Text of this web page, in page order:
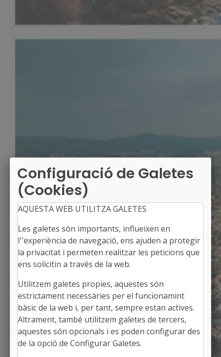
SANT ANIOL DE FINESTRES
Alcalde: Francesc Oliveras i Torrent
La Garrotxa, Girona
Població: 382
Superfície: 47,73 km2
http://www.santaniol.cat
Configuració de Galetes
(Cookies)
AQUESTA WEB UTILITZA GALETES
Les galetes són importants, influeixen en
l''experiència de navegació, ens ajuden a protegir
la privacitat i permeten realitzar les peticions que
ens solicitin a través de la web.
Utilitzem galetes propies, aquestes són
estrictament necessàries per el funcionamint
bàsic de la web i, per tant, sempre estan actives.
Altrament, també utilitzem galetes de tercers,
aquestes són opcionals i es poden configurar des
de la opció de Configurar Galetes.